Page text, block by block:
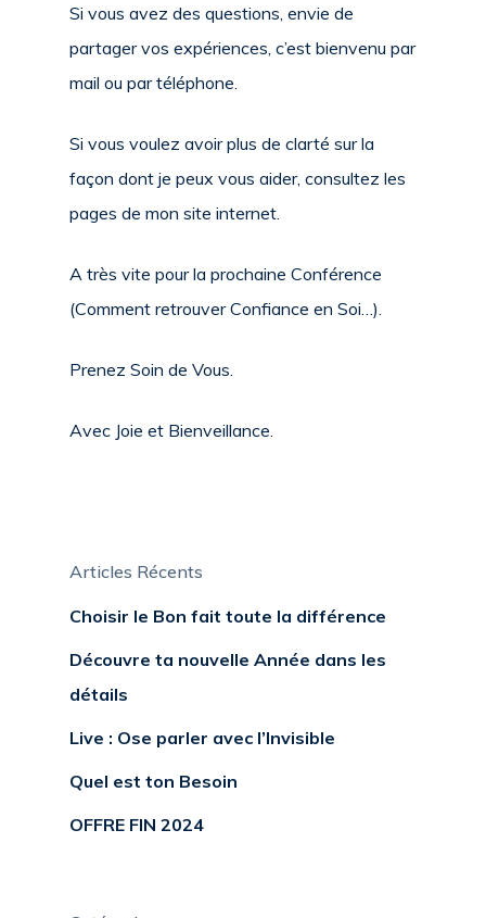
Si vous avez des questions, envie de
partager vos expériences, c’est bienvenu par
mail ou par téléphone.
Si vous voulez avoir plus de clarté sur la
façon dont je peux vous aider, consultez les
pages de mon site internet.
A très vite pour la prochaine Conférence
(Comment retrouver Confiance en Soi…).
Prenez Soin de Vous.
Avec Joie et Bienveillance.
Articles Récents
Choisir le Bon fait toute la différence
Découvre ta nouvelle Année dans les
détails
Live : Ose parler avec l’Invisible
Quel est ton Besoin
OFFRE FIN 2024